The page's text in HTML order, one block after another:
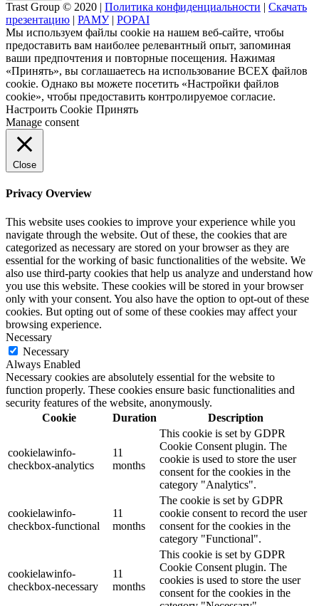
Trast Group © 2020 | Политика конфиденциальности | Скачать
презентацию | РАМУ| POPAI
Мы используем файлы cookie на нашем веб-сайте, чтобы
предоставить вам наиболее релевантный опыт, запоминая
ваши предпочтения и повторные посещения. Нажимая
«Принять», вы соглашаетесь на использование ВСЕХ файлов
cookie. Однако вы можете посетить «Настройки файлов
cookie», чтобы предоставить контролируемое согласие.
Настроить Cookie Принять
Manage consent
Close
Privacy Overview
This website uses cookies to improve your experience while you
navigate through the website. Out of these, the cookies that are
categorized as necessary are stored on your browser as they are
essential for the working of basic functionalities of the website. We
also use third-party cookies that help us analyze and understand how
you use this website. These cookies will be stored in your browser
only with your consent. You also have the option to opt-out of these
cookies. But opting out of some of these cookies may affect your
browsing experience.
Necessary
Necessary
Always Enabled
Necessary cookies are absolutely essential for the website to
function properly. These cookies ensure basic functionalities and
security features of the website, anonymously.
Cookie
Duration Description
cookielawinfo-
checkbox-analytics
11
months
This cookie is set by GDPR
Cookie Consent plugin. The
cookie is used to store the user
consent for the cookies in the
category "Analytics".
cookielawinfo-
checkbox-functional
11
months
The cookie is set by GDPR
cookie consent to record the user
consent for the cookies in the
category "Functional".
cookielawinfo-
checkbox-necessary
11
months
This cookie is set by GDPR
Cookie Consent plugin. The
cookies is used to store the user
consent for the cookies in the